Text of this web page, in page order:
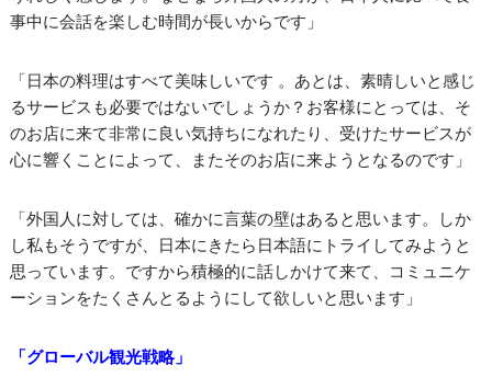
事中に会話を楽しむ時間が長いからです」
「日本の料理はすべて美味しいです 。あとは、素晴しいと感じ
るサービスも必要ではないでしょうか？お客様にとっては、そ
のお店に来て非常に良い気持ちになれたり、受けたサービスが
心に響くことによって、またそのお店に来ようとなるのです」
「外国人に対しては、確かに言葉の壁はあると思います。しか
し私もそうですが、日本にきたら日本語にトライしてみようと
思っています。ですから積極的に話しかけて来て、コミュニケ
ーションをたくさんとるようにして欲しいと思います」
「グローバル観光戦略」